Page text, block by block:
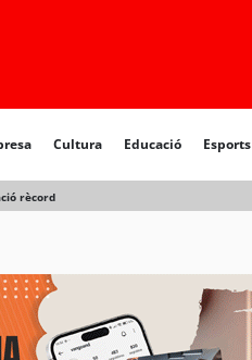
Cultura Educació Esports
rècord